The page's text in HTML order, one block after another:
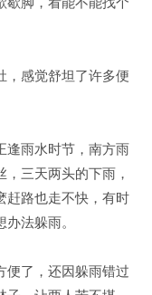
，感觉舒坦了许多便
逢雨水时节，南方雨
三天两头的下雨，
赶路也走不快，有时
法躲雨。
便了，还因躲雨错过